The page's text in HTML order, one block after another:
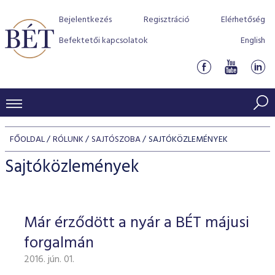
Bejelentkezés Regisztráció
Elérhetőség
Befektetői kapcsolatok
English
KERESKEDÉSI ADATOK
INDEXEK
Jelzáloglevél indexek
Vállalati kötvény indexek
Azonnali Piac
Részvények
Származékos piac
BEFEKTETŐK
Részvény szekció
Hitelpapír szekció
BÉT szabályzatok
Befektetővédelem
Alkalmazott díjstruktúra
Elszámolás
Részvény és vállalati kötvény tőzsdei bevezetését
program
BÉT Xtend - Részvénypiac egyszerűen
TŐZSDETAGOK
Tőzsdetagok, üzletkötők
VENDOROK
FŐOLDAL RÓLUNK SAJTÓSZOBA SAJTÓKÖZLEMÉNYEK
Sajtóközlemények
Már érződött a nyár a BÉT májusi
forgalmán
2016. jún. 01.